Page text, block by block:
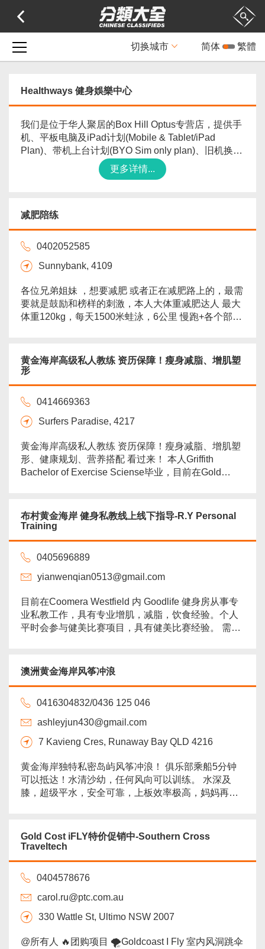
简体 繁體
切换城市
Healthways 健身娛樂中心
我们是位于华人聚居的Box Hill Optus专营店，提供手
机、平板电脑及iPad计划(Mobile & Tablet/iPad
Plan)、带机上台计划(BYO Sim only plan)、旧机换购
（Trade in)、手机预付卡(Prepaid)，家庭固定网络
(NBN Home Internet)，4G、5G无线网络(Wireless
更多详情...
减肥陪练
0402052585
Sunnybank, 4109
各位兄弟姐妹 ，想要减肥 或者正在减肥路上的，最需
要就是鼓励和榜样的刺激，本人大体重减肥达人 最大
体重120kg，每天1500米蛙泳，6公里 慢跑+各个部位
钟跟着我运动，从走到 跑，从肥肉到肌肉，从游10米
到100米，从跑100米到1000米，都有个跟你一样的大
黄金海岸高级私人教练 资历保障！瘦身减脂、增肌塑
形
0414669363
Surfers Paradise, 4217
黄金海岸高级私人教练 资历保障！瘦身减脂、增肌塑
形、健康规划、营养搭配 看过来！ 本人Griffith
Bachelor of Exercise Sciense毕业，目前在Gold
加第一届全澳NBL1联盟比赛，我随队参加球员的健康
管理和训练规划，赛前准备以及训练。现在休赛期向
布村黄金海岸 健身私教线上线下指导-R.Y Personal
Training
0405696889
yianwenqian0513@gmail.com
目前在Coomera Westfield 内 Goodlife 健身房从事专
业私教工作，具有专业增肌，减脂，饮食经验。个人
平时会参与健美比赛项目，具有健美比赛经验。 需要
0405696889... more
澳洲黄金海岸风筝冲浪
0416304832/0436 125 046
ashleyjun430@gmail.com
7 Kavieng Cres, Runaway Bay QLD 4216
黄金海岸独特私密岛屿风筝冲浪！ 俱乐部乘船5分钟
可以抵达！水清沙幼，任何风向可以训练。 水深及
膝，超级平水，安全可靠，上板效率极高，妈妈再也
掌握一项最新最cool的技能，强身健体，融入澳洲！
通过考核有国际认可的证书！ 天天好风，学员陆续上
岛...
Gold Cost iFLY特价促销中-Southern Cross
Traveltech
0404578676
carol.ru@ptc.com.au
330 Wattle St, Ultimo NSW 2007
@所有人 🔥团购项目 🌪Goldcoast I Fly 室内风洞跳伞